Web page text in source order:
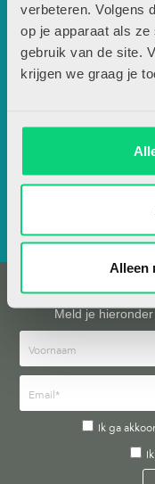
verbeteren. Volgens
op je apparaat als
gebruik van de site.
krijgen we graag je
Alleen
Meld je
Ik ga